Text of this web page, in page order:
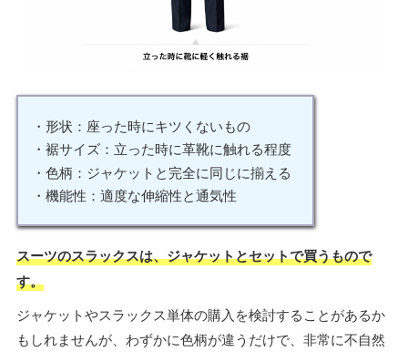
・形状：座った時にキツくないもの
・裾サイズ：立った時に革靴に触れる程度
・色柄：ジャケットと完全に同じに揃える
・機能性：適度な伸縮性と通気性
スーツのスラックスは、ジャケットとセットで買うもので
す。
ジャケットやスラックス単体の購入を検討することがあるか
もしれませんが、わずかに色柄が違うだけで、非常に不自然